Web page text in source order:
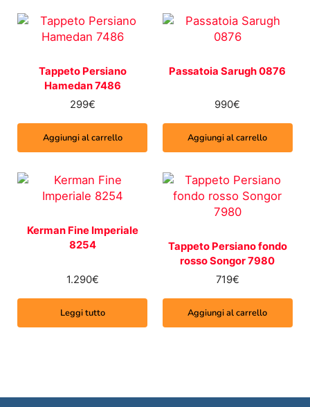
Tappeto Persiano
Hamedan 7486
299€
Aggiungi al carrello
Passatoia Sarugh 0876
990€
Aggiungi al carrello
Kerman Fine Imperiale
8254
1.290€
Leggi tutto
Tappeto Persiano fondo
rosso Songor 7980
719€
Aggiungi al carrello